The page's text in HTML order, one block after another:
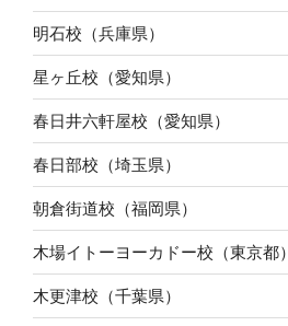
明石校（兵庫県）
星ヶ丘校（愛知県）
春日井六軒屋校（愛知県）
春日部校（埼玉県）
朝倉街道校（福岡県）
木場イトーヨーカドー校（東京都）
木更津校（千葉県）